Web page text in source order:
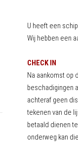
U heeft een
Wij hebben een
CHECK IN
Na aankomst op
beschadigingen
achteraf geen
tekenen van de
betaald dienen
onderweg kan